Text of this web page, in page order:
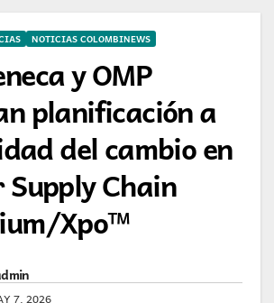
NOTICIAS COLOMBINEWS
y OMP
planificación a
del cambio en
Chain
Xpo™
7, 2026